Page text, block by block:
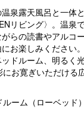
泉露天風呂と一体
リビング〉。温泉
らの読書やアルコ
お楽しみください
ドルーム、明るく
お寛ぎいただける
ーム（ローベッド